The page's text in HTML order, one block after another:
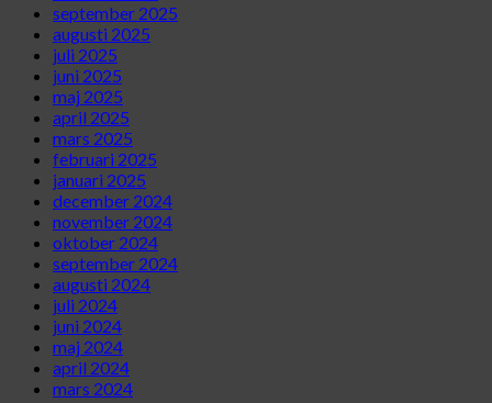
september 2025
augusti 2025
juli 2025
juni 2025
maj 2025
april 2025
mars 2025
februari 2025
januari 2025
december 2024
november 2024
oktober 2024
september 2024
augusti 2024
juli 2024
juni 2024
maj 2024
april 2024
mars 2024